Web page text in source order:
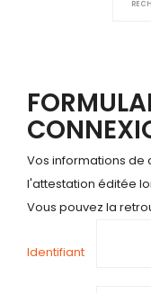
Vos informations de
l'attestation éditée
Vous pouvez la
Identifiant